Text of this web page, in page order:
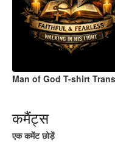
Man of God T-shirt
कमैंट्स
एक कमेंट छोड़ें